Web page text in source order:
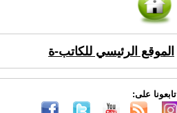
الموقع الرئيسي للكاتب-ة
تابعونا على: